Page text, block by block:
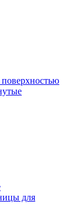
для